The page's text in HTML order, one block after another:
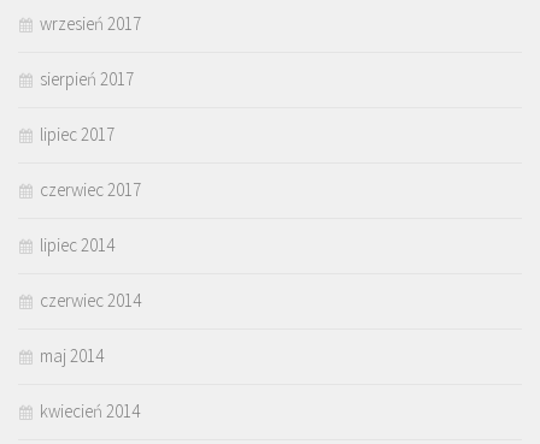
wrzesień 2017
sierpień 2017
lipiec 2017
czerwiec 2017
lipiec 2014
czerwiec 2014
maj 2014
kwiecień 2014